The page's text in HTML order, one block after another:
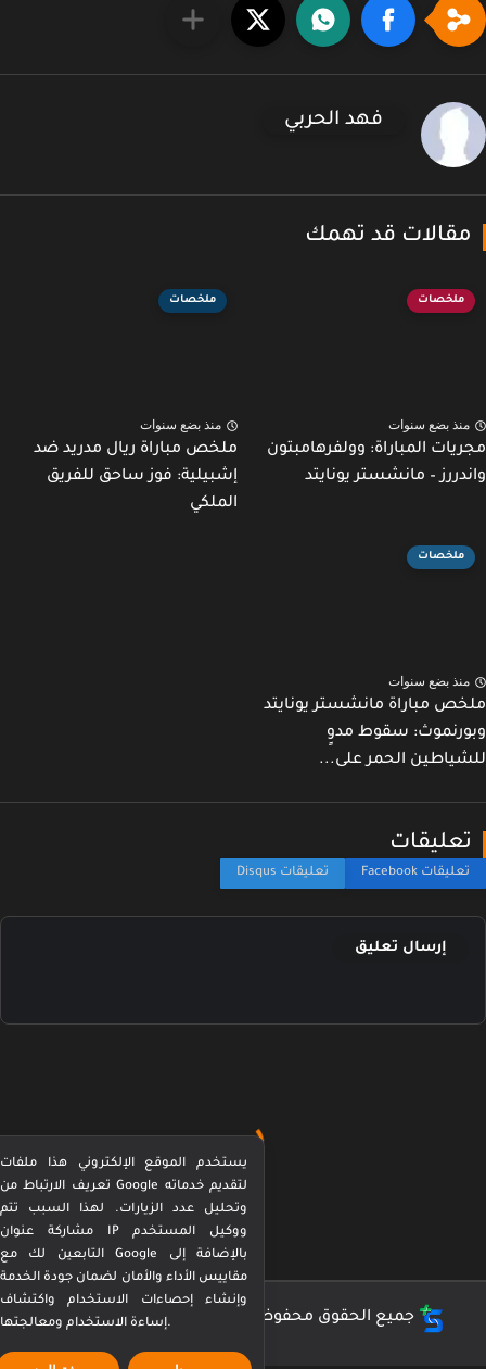
فهد الحربي
قد تهمك
ملخصات
بضع سنوات
المباراة: وولفرهامبتون
– مانشستر يونايتد
ملخصات
منذ بضع سنوات
ملخص مباراة ريال مدريد ضد
إشبيلية: فوز ساحق للفريق
الملكي
ملخصات
بضع سنوات
مباراة مانشستر يونايتد
سقوط مدوٍ
الحمر على...
إرسال تعليق
جميع الحقوق محفوظة © كورة بيرفكت Perfect Kora
يستخدم الموقع الإلكتروني هذا ملفات
تعريف الارتباط من Google لتقديم خدماته
وتحليل عدد الزيارات. لهذا السبب تتم
مشاركة عنوان IP ووكيل المستخدم
التابعين لك مع Google بالإضافة إلى
مقاييس الأداء والأمان لضمان جودة الخدمة
وإنشاء إحصاءات الاستخدام واكتشاف